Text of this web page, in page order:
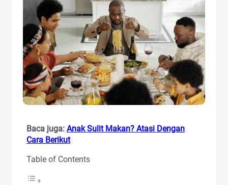
Baca juga: Anak Sulit Makan? Atasi Dengan
Cara Berikut
Table of Contents